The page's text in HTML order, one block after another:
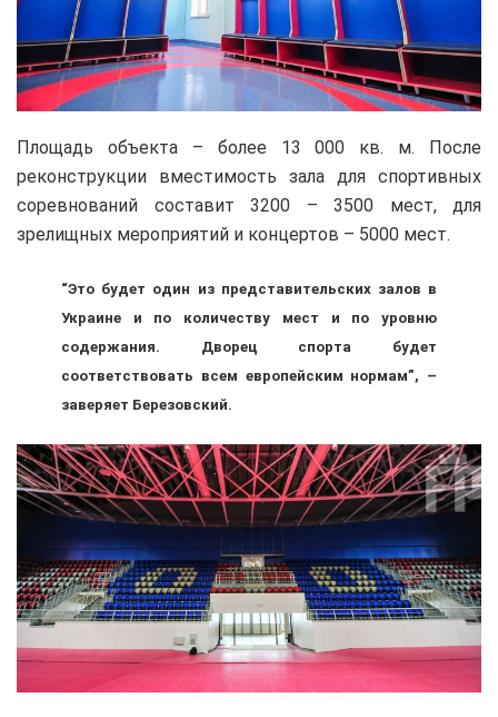
Площадь объекта – более 13 000 кв. м. После
реконструкции вместимость зала для спортивных
соревнований составит 3200 – 3500 мест, для
зрелищных мероприятий и концертов – 5000 мест.
“Это будет один из представительских залов в
Украине и по количеству мест и по уровню
содержания. Дворец спорта будет
соответствовать всем европейским нормам”, –
заверяет Березовский.